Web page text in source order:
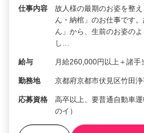
仕事内容
故人様の最期のお姿を整
ん・納棺」のお仕事です
ん」から、生前のお姿の
し…
給与 月給260,000円以上＋諸手
勤務地 京都府京都市伏見区竹田
応募資格
高卒以上、要普通自動車
のイ）